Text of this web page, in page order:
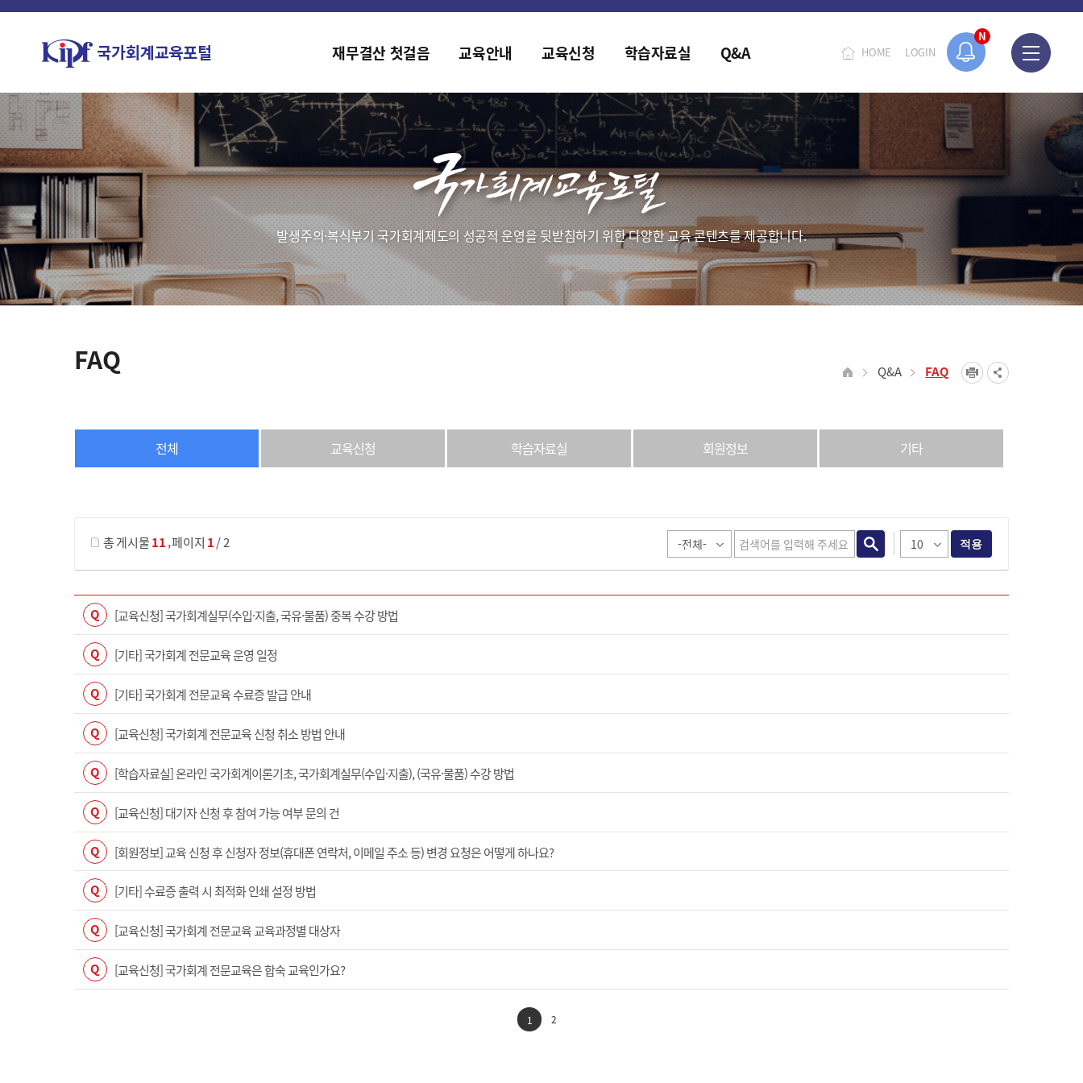
N
홈페이지가 새롭게 개편되었습니다.
HOME LOGIN
재무결산 첫걸음 교육안내 교육신청 학습자료실 Q&A
발생주의·복식부기 국가회계제도의 성공적 운영을 뒷받침하기 위한 다양한 교육 콘텐츠를 제공합니다.
FAQ Q&A FAQ
전체 교육신청 학습자료실 회원정보 기타
총 게시물11,페이지 1/ 2 적용
Q [교육신청] 국가회계실무(수입·지출, 국유·물품) 중복 수강 방법
Q [기타] 국가회계 전문교육 운영 일정
Q [기타] 국가회계 전문교육 수료증 발급 안내
Q [교육신청] 국가회계 전문교육 신청 취소 방법 안내
Q [학습자료실] 온라인 국가회계이론기초, 국가회계실무(수입·지출), (국유·물품) 수강 방법
Q [교육신청] 대기자 신청 후 참여 가능 여부 문의 건
Q [회원정보] 교육 신청 후 신청자 정보(휴대폰 연락처, 이메일 주소 등) 변경 요청은 어떻게 하나요?
Q [기타] 수료증 출력 시 최적화 인쇄 설정 방법
Q [교육신청] 국가회계 전문교육 교육과정별 대상자
Q [교육신청] 국가회계 전문교육은 합숙 교육인가요?
1 2